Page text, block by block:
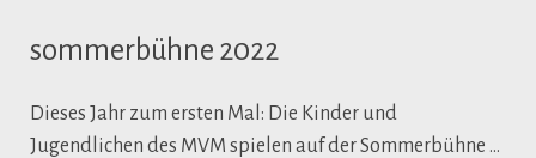
sommerbühne 2022
Dieses Jahr zum ersten Mal: Die Kinder und
Jugendlichen des MVM spielen auf der Sommerbühne …